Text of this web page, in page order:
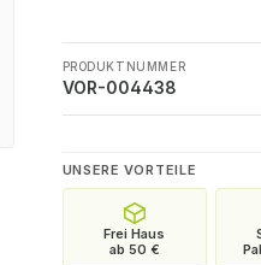
PRODUKTNUMMER
VOR-004438
UNSERE VORTEILE